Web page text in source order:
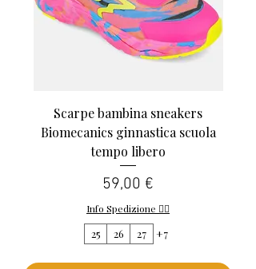
Scarpe bambina sneakers
Biomecanics ginnastica scuola
tempo libero
Prezzo
59,00 €
Info Spedizione 👈🏻
25 26 27 +7